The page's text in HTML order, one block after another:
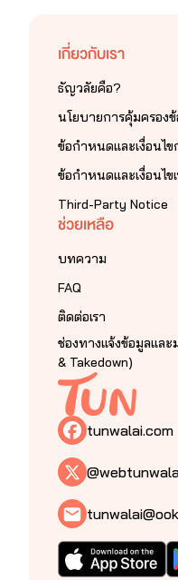
เกี่ยวกับเรา
ธัญวลัยคือ?
นโยบายการคุ้มครอง
ข้อกำหนดและเงื่อนไข
ข้อกำหนดและเงื่อนไข
Third-Party Notice
ช่วยเหลือ
บทความ
FAQ
ติดต่อเรา
ช่องทางแจ้งข้อมูลแล
& Takedown)
tunwalai.com